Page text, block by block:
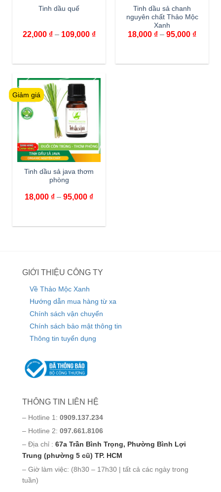
Tinh dầu quế
22,000 ₫– 109,000 ₫
Tinh dầu sả chanh
nguyên chất Thảo Mộc
Xanh
18,000 ₫ – 95,000 ₫
Giảm giá
Tinh dầu sả java thơm
phòng
18,000 ₫ – 95,000 ₫
GIỚI THIỆU CÔNG TY
Về Thảo Mộc Xanh
Hướng dẫn mua hàng từ xa
Chính sách vận chuyển
Chính sách bảo mật thông tin
Thông tin tuyển dụng
THÔNG TIN LIÊN HỆ
– Hotline 1: 0909.137.234
– Hotline 2: 097.661.8106
– Địa chỉ : 67a Trần Bình Trọng, Phường Bình Lợi
Trung (phường 5 cũ) TP. HCM
– Giờ làm việc: (8h30 – 17h30 | tất cả các ngày trong
tuần)